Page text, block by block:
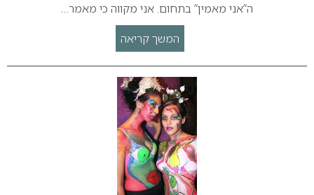
ה”אני מאמין” בתחום. אני מקווה כי מאמר…
המשך קריאה